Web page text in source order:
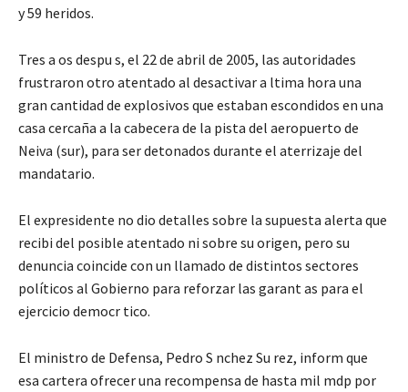
y 59 heridos.
Tres a os despu s, el 22 de abril de 2005, las autoridades
frustraron otro atentado al desactivar a ltima hora una
gran cantidad de explosivos que estaban escondidos en una
casa cercaña a la cabecera de la pista del aeropuerto de
Neiva (sur), para ser detonados durante el aterrizaje del
mandatario.
El expresidente no dio detalles sobre la supuesta alerta que
recibi del posible atentado ni sobre su origen, pero su
denuncia coincide con un llamado de distintos sectores
políticos al Gobierno para reforzar las garant as para el
ejercicio democr tico.
El ministro de Defensa, Pedro S nchez Su rez, inform que
esa cartera ofrecer una recompensa de hasta mil mdp por